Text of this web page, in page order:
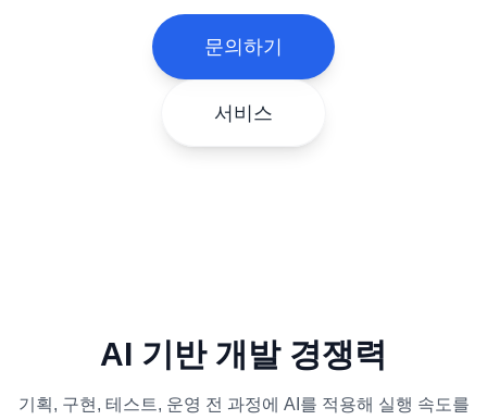
문의하기
서비스
AI 기반 개발 경쟁력
기획, 구현, 테스트, 운영 전 과정에 AI를 적용해 실행 속도를